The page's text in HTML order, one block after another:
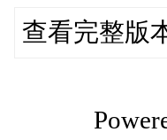
查看完整版